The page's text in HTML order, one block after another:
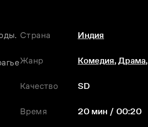
Страна Индия
Жанр Комедия, Драма,
Качество SD
Время 20 мин / 00:20